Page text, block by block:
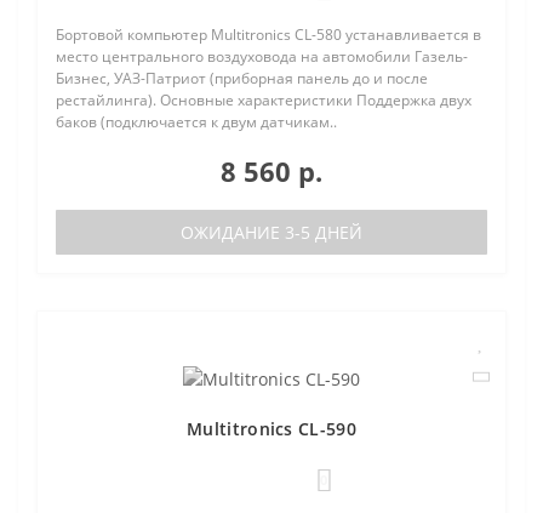
Бортовой компьютер Multitronics CL-580 устанавливается в
место центрального воздуховода на автомобили Газель-
Бизнес, УАЗ-Патриот (приборная панель до и после
рестайлинга). Основные характеристики Поддержка двух
баков (подключается к двум датчикам..
8 560 р.
ОЖИДАНИЕ 3-5 ДНЕЙ
Multitronics CL-590